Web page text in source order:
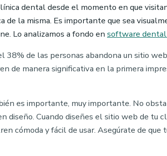
dental desde el momento en que
la misma. Es importante que sea
Lo analizamos a fondo en software
38% de las personas abandona un sitio
de manera significativa en la primera
es importante, muy importante. No
diseño. Cuando diseñes el sitio web de tu
cómoda y fácil de usar. Asegúrate de